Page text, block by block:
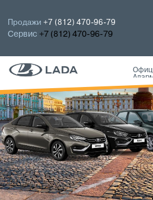
Продажи+7 (812) 470-96-79
Сервис+7 (812) 470-96-79